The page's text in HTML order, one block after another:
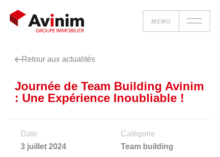
MENU
Vos besoins
Nos solutions
Le groupe
Réalisations
Retour aux actualités
Journée de Team Building Avinim
: Une Expérience Inoubliable !
Date
3 juillet 2024
Catégorie
Team building